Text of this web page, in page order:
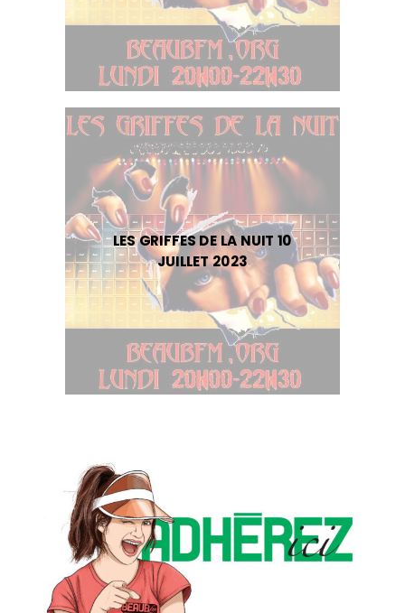
LES GRIFFES DE LA NUIT 10
JUILLET 2023